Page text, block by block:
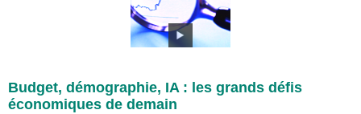
Budget, démographie, IA : les grands défis
économiques de demain